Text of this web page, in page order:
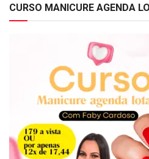
CURSO MANICURE AGENDA